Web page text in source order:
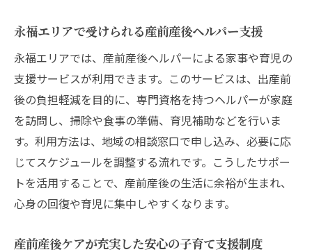
り
産前産後の交流が生む子育ての情報交換術
子育てひろば活用で広がる産前産後サポー
ト
産前産後の体調や悩みを共有できる交流の
場
地域の子育てひろばで産前産後の支援体験
産前産後の家事育児相談ができるひろばの
魅力
資格を持つ産前産後ヘルパーの選び方
永福エリアで受けられる産前産後ヘルパー支援
永福エリアでは、産前産後ヘルパーによる家事や育児の
支援サービスが利用できます。このサービスは、出産前
後の負担軽減を目的に、専門資格を持つヘルパーが家庭
を訪問し、掃除や食事の準備、育児補助などを行いま
す。利用方法は、地域の相談窓口で申し込み、必要に応
じてスケジュールを調整する流れです。こうしたサポー
トを活用することで、産前産後の生活に余裕が生まれ、
心身の回復や育児に集中しやすくなります。
産前産後ケアが充実した安心の子育て支援制度